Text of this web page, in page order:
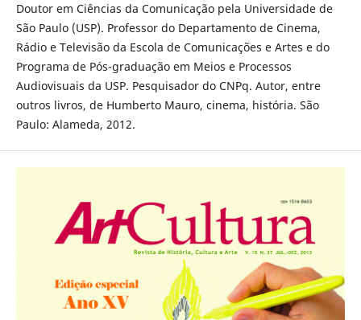
Doutor em Ciências da Comunicação pela Universidade de
São Paulo (USP). Professor do Departamento de Cinema,
Rádio e Televisão da Escola de Comunicações e Artes e do
Programa de Pós-graduação em Meios e Processos
Audiovisuais da USP. Pesquisador do CNPq. Autor, entre
outros livros, de Humberto Mauro, cinema, história. São
Paulo: Alameda, 2012.